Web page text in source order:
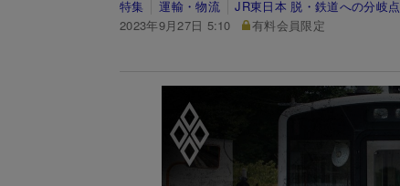
特集 運輸・物流
JR東日本 脱・鉄道への分岐点
2023年9月27日 5:10
有料会員限定